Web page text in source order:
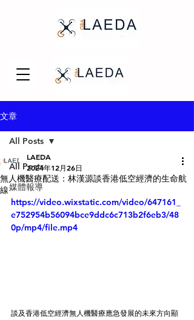
文章
All Posts
媒體報導
All Posts
無人機醫療配送：林漢源談香港低空經濟的生命航
線
LAEDA
2024年12月26日
https://video.wixstatic.com/video/647161_
e752954b56094bce9ddc6c713b2f6eb3/48
0p/mp4/file.mp4
談及香港低空經濟無人機醫療應急發展的未來方向顯